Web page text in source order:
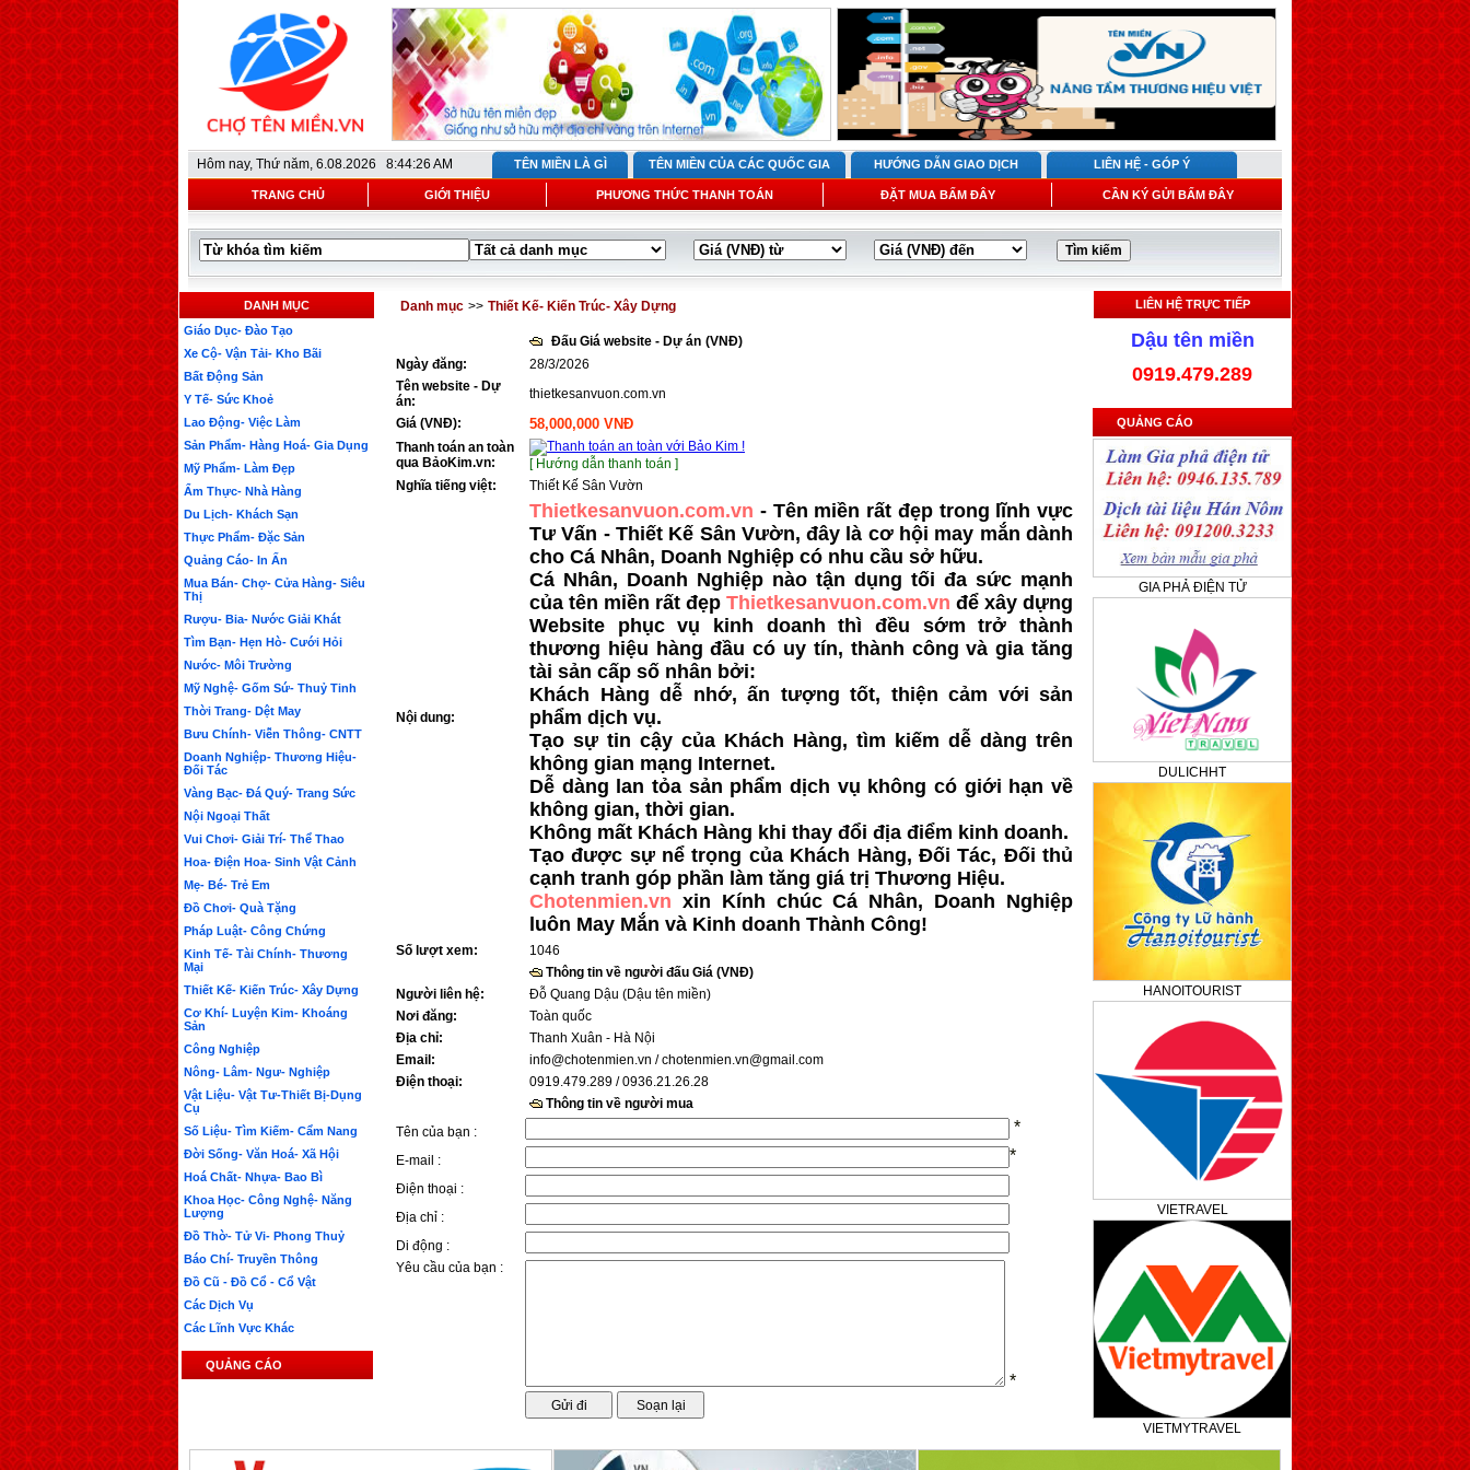
Hôm nay, Thứ năm, 6.08.2026 8:44:26 AM TÊN MIỀN LÀ GÌ TÊN MIỀN CỦA CÁC QUỐC GIA HƯỚNG DẪN GIAO DỊCH LIÊN HỆ - GÓP Ý
TRANG CHỦ GIỚI THIỆU PHƯƠNG THỨC THANH TOÁN ĐẶT MUA BẤM ĐÂY CẦN KÝ GỬI BẤM ĐÂY
DANH MỤC
Giáo Dục- Đào Tạo
Xe Cộ- Vận Tải- Kho Bãi
Bất Động Sản
Y Tế- Sức Khoẻ
Lao Động- Việc Làm
Sản Phẩm- Hàng Hoá- Gia Dụng
Mỹ Phẩm- Làm Đẹp
Ẩm Thực- Nhà Hàng
Du Lịch- Khách Sạn
Thực Phẩm- Đặc Sản
Quảng Cáo- In Ấn
Mua Bán- Chợ- Cửa Hàng- Siêu
Thị
Rượu- Bia- Nước Giải Khát
Tìm Bạn- Hẹn Hò- Cưới Hỏi
Nước- Môi Trường
Mỹ Nghệ- Gốm Sứ- Thuỷ Tinh
Thời Trang- Dệt May
Bưu Chính- Viễn Thông- CNTT
Doanh Nghiệp- Thương Hiệu-
Đối Tác
Vàng Bạc- Đá Quý- Trang Sức
Nội Ngoại Thất
Vui Chơi- Giải Trí- Thể Thao
Hoa- Điện Hoa- Sinh Vật Cảnh
Mẹ- Bé- Trẻ Em
Đồ Chơi- Quà Tặng
Pháp Luật- Công Chứng
Kinh Tế- Tài Chính- Thương
Mại
Thiết Kế- Kiến Trúc- Xây Dựng
Cơ Khí- Luyện Kim- Khoáng
Sản
Công Nghiệp
Nông- Lâm- Ngư- Nghiệp
Vật Liệu- Vật Tư-Thiết Bị-Dụng
Cụ
Số Liệu- Tìm Kiếm- Cẩm Nang
Đời Sống- Văn Hoá- Xã Hội
Hoá Chất- Nhựa- Bao Bì
Khoa Học- Công Nghệ- Năng
Lượng
Đồ Thờ- Tử Vi- Phong Thuỷ
Báo Chí- Truyền Thông
Đồ Cũ - Đồ Cổ - Cổ Vật
Các Dịch Vụ
Các Lĩnh Vực Khác
QUẢNG CÁO
Danh mục >> Thiết Kế- Kiến Trúc- Xây Dựng
Đấu Giá website - Dự án (VNĐ)
Ngày đăng:
28/3/2026
Tên website - Dự
án:
thietkesanvuon.com.vn
Giá (VNĐ):
58,000,000 VNĐ
Thanh toán an toàn
qua BảoKim.vn:
[ Hướng dẫn thanh toán ]
Nghĩa tiếng việt:
Thiết Kế Sân Vườn
Nội dung:
Thietkesanvuon.com.vn - Tên miền rất đẹp trong lĩnh vực
Tư Vấn - Thiết Kế Sân Vườn, đây là cơ hội may mắn dành
cho Cá Nhân, Doanh Nghiệp có nhu cầu sở hữu.
Cá Nhân, Doanh Nghiệp nào tận dụng tối đa sức mạnh
của tên miền rất đẹp Thietkesanvuon.com.vn để xây dựng
Website phục vụ kinh doanh thì đều sớm trở thành
thương hiệu hàng đầu có uy tín, thành công và gia tăng
tài sản cấp số nhân bởi:
Khách Hàng dễ nhớ, ấn tượng tốt, thiện cảm với sản
phẩm dịch vụ.
Tạo sự tin cậy của Khách Hàng, tìm kiếm dễ dàng trên
không gian mạng Internet.
Dễ dàng lan tỏa sản phẩm dịch vụ không có giới hạn về
không gian, thời gian.
Không mất Khách Hàng khi thay đổi địa điểm kinh doanh.
Tạo được sự nể trọng của Khách Hàng, Đối Tác, Đối thủ
cạnh tranh góp phần làm tăng giá trị Thương Hiệu.
Chotenmien.vn xin Kính chúc Cá Nhân, Doanh Nghiệp
luôn May Mắn và Kinh doanh Thành Công!
Số lượt xem:
1046
Thông tin về người đấu Giá (VNĐ)
Người liên hệ:
Đỗ Quang Dậu (Dậu tên miền)
Nơi đăng:
Toàn quốc
Địa chỉ:
Thanh Xuân - Hà Nội
Email:
info@chotenmien.vn / chotenmien.vn@gmail.com
Điện thoại:
0919.479.289 / 0936.21.26.28
Thông tin về người mua
Tên của bạn :
*
E-mail : *
Điện thoại :
Địa chỉ :
Di động :
Yêu cầu của bạn :
*
LIÊN HỆ TRỰC TIẾP
Dậu tên miền
0919.479.289
QUẢNG CÁO
GIA PHẢ ĐIỆN TỬ
DULICHHT
HANOITOURIST
VIETRAVEL
VIETMYTRAVEL